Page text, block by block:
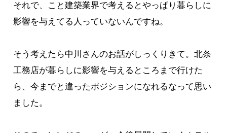
それで、こと建築業界で考えるとやっぱり暮らしに
影響を与えてる人っていないんですね。
そう考えたら中川さんのお話がしっくりきて。北条
工務店が暮らしに影響を与えるところまで行けた
ら、今までと違ったポジションになれるなって思い
ました。